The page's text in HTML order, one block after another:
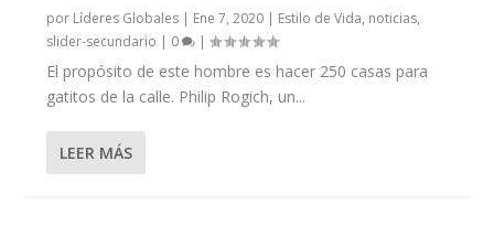
por Líderes Globales | Ene 7, 2020 | Estilo de Vida, noticias,
slider-secundario | 0 |
El propósito de este hombre es hacer 250 casas para
gatitos de la calle. Philip Rogich, un...
LEER MÁS